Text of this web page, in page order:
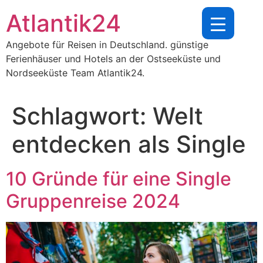
Inhalt
springen
Atlantik24
Angebote für Reisen in Deutschland. günstige
Ferienhäuser und Hotels an der Ostseeküste und
Nordseeküste Team Atlantik24.
Schlagwort: Welt
entdecken als Single
10 Gründe für eine Single
Gruppenreise 2024